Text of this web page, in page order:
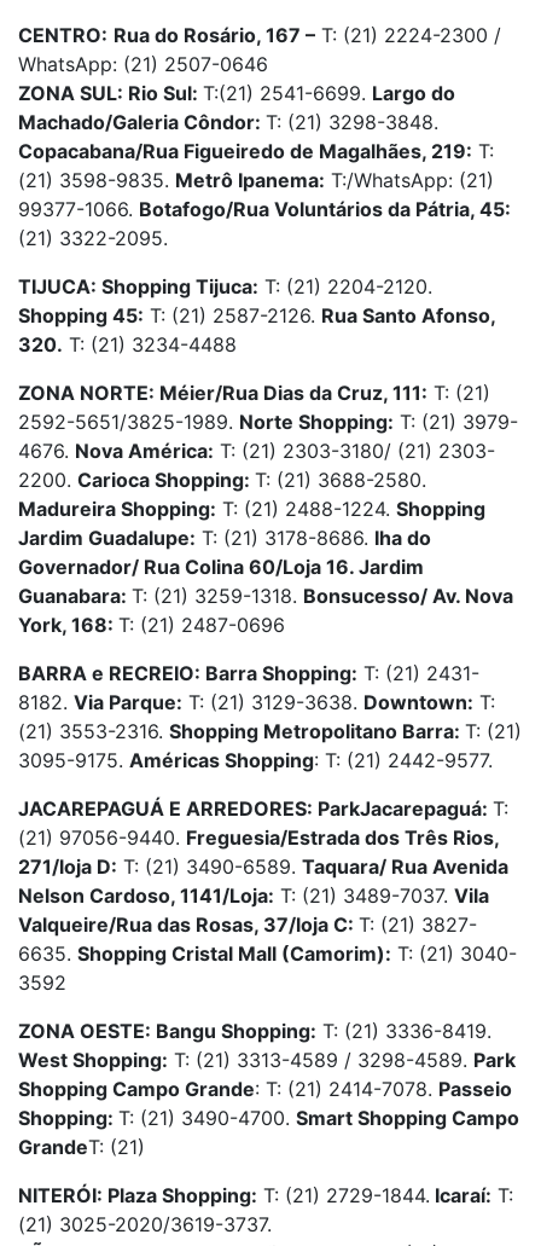
CENTRO: Rua do Rosário, 167 – T: (21) 2224-2300 /
WhatsApp: (21) 2507-0646
ZONA SUL: Rio Sul: T:(21) 2541-6699. Largo do
Machado/Galeria Côndor: T: (21) 3298-3848.
Copacabana/Rua Figueiredo de Magalhães, 219: T:
(21) 3598-9835. Metrô Ipanema: T:/WhatsApp: (21)
99377-1066. Botafogo/Rua Voluntários da Pátria, 45:
(21) 3322-2095.
TIJUCA: Shopping Tijuca: T: (21) 2204-2120.
Shopping 45: T: (21) 2587-2126. Rua Santo Afonso,
320. T: (21) 3234-4488
ZONA NORTE: Méier/Rua Dias da Cruz, 111: T: (21)
2592-5651/3825-1989. Norte Shopping: T: (21) 3979-
4676. Nova América: T: (21) 2303-3180/ (21) 2303-
2200. Carioca Shopping: T: (21) 3688-2580.
Madureira Shopping: T: (21) 2488-1224. Shopping
Jardim Guadalupe: T: (21) 3178-8686. Iha do
Governador/ Rua Colina 60/Loja 16. Jardim
Guanabara: T: (21) 3259-1318. Bonsucesso/ Av. Nova
York, 168: T: (21) 2487-0696
BARRA e RECREIO: Barra Shopping: T: (21) 2431-
8182. Via Parque: T: (21) 3129-3638. Downtown: T:
(21) 3553-2316. Shopping Metropolitano Barra: T: (21)
3095-9175. Américas Shopping: T: (21) 2442-9577.
JACAREPAGUÁ E ARREDORES: ParkJacarepaguá: T:
(21) 97056-9440. Freguesia/Estrada dos Três Rios,
271/loja D: T: (21) 3490-6589. Taquara/ Rua Avenida
Nelson Cardoso, 1141/Loja: T: (21) 3489-7037. Vila
Valqueire/Rua das Rosas, 37/loja C: T: (21) 3827-
6635. Shopping Cristal Mall (Camorim): T: (21) 3040-
3592
ZONA OESTE: Bangu Shopping: T: (21) 3336-8419.
West Shopping: T: (21) 3313-4589 / 3298-4589. Park
Shopping Campo Grande: T: (21) 2414-7078. Passeio
Shopping: T: (21) 3490-4700. Smart Shopping Campo
GrandeT: (21)
NITERÓI: Plaza Shopping: T: (21) 2729-1844. Icaraí: T:
(21) 3025-2020/3619-3737.